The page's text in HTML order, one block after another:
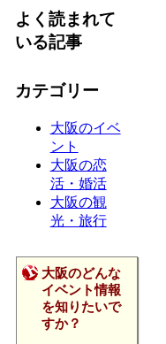
よく読まれて
いる記事
カテゴリー
大阪のイベ
ント
大阪の恋
活・婚活
大阪の観
光・旅行
大阪のどんな
イベント情報
を知りたいで
すか？